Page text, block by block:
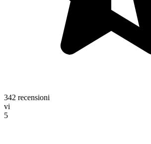
342 recensioni
vi
5